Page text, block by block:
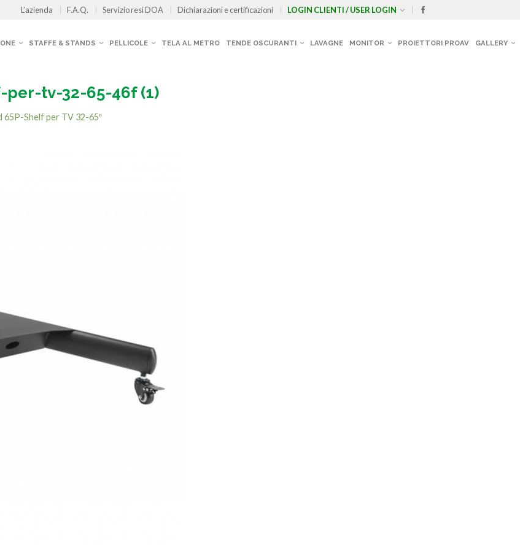
L’azienda F.A.Q. Servizio resi DOA Dichiarazioni e certificazioni LOGIN CLIENTI / USER LOGIN
STAFFE & STANDS PELLICOLE TELA AL METRO TENDE OSCURANTI LAVAGNE MONITOR PROIETTORI PROAV GALLERY
tv-32-65-46f (1)
65P-Shelf per TV 32-65″